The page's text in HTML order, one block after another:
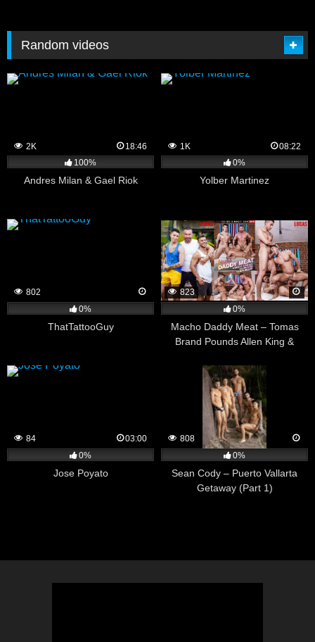
Random videos
2K
18:46
100%
Andres Milan & Gael Riok
1K
08:22
0%
Yolber Martinez
802
0%
ThatTattooGuy
823
0%
Macho Daddy Meat – Tomas
Brand Pounds Allen King &
84
03:00
0%
Jose Poyato
808
0%
Sean Cody – Puerto Vallarta
Getaway (Part 1)